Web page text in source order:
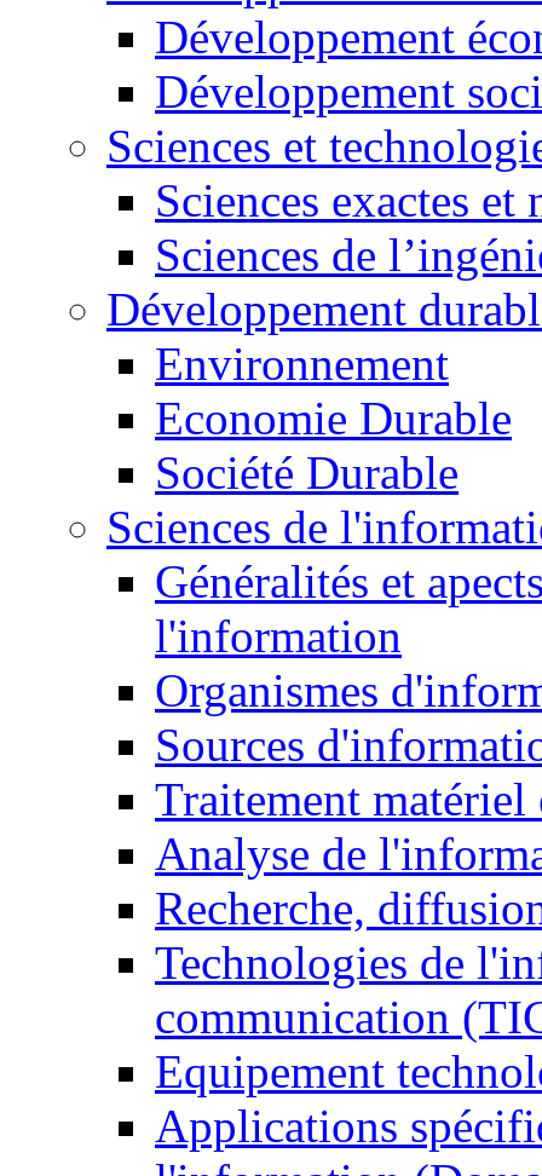
Développement
Développement
Sciences et
Sciences exactes et
Sciences de
Développement
Environnement
Economie Durable
Société Durable
Sciences de
Généralités et
l'information
Organismes
Sources
Traitement matériel
Analyse de
Recherche,
Technologies de
communication
Equipement
Applications